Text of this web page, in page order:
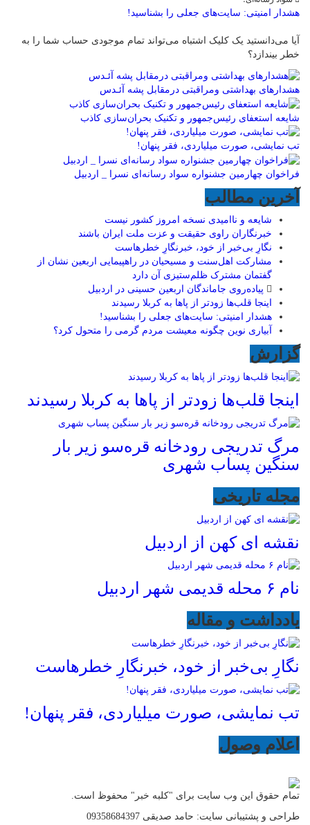
هشدار امنیتی: سایت‌های جعلی را بشناسید!
آیا می‌دانستید یک کلیک اشتباه می‌تواند تمام موجودی حساب شما را به
خطر بیندازد؟
هشدارهاى بهداشتى ومراقبتى درمقابل پشه آئـدس
شایعه استعفای رئیس‌جمهور و تکنیک بحران‌سازی کاذب
تب نمایشی، صورت میلیاردی، فقر پنهان!
فراخوان چهارمین جشنواره سواد رسانه‌ای نسرا _ اردبیل
آخرین مطالب
شایعه و ناامیدی نسخه امروز کشور نیست
خبرنگاران راوی حقیقت و عزت ملت ایران باشند
نگارِ بی‌خبر از خود، خبرنگارِ خطرهاست
مشارکت اهل‌سنت و مسیحیان در راهپیمایی اربعین نشان از
گفتمان مشترک ظلم‌ستیزی آن دارد
پیاده‌روی جاماندگان اربعین حسینی در اردبیل
اینجا قلب‌ها زودتر از پاها به کربلا رسیدند
هشدار امنیتی: سایت‌های جعلی را بشناسید!
آبیاری نوین چگونه معیشت مردم گرمی را متحول کرد؟
گزارش
اینجا قلب‌ها زودتر از پاها به کربلا رسیدند
مرگ تدریجی رودخانه قره‌سو زیر بار
سنگین پساب شهری
مجله تاریخی
نقشه ای کهن از اردبیل
نام ۶ محله قدیمی شهر اردبیل
یادداشت و مقاله
نگارِ بی‌خبر از خود، خبرنگارِ خطرهاست
تب نمایشی، صورت میلیاردی، فقر پنهان!
اعلام وصول
تمام حقوق این وب سایت برای "کلبه خبر" محفوظ است.
طراحی و پشتیبانی سایت: حامد صدیقی 09358684397